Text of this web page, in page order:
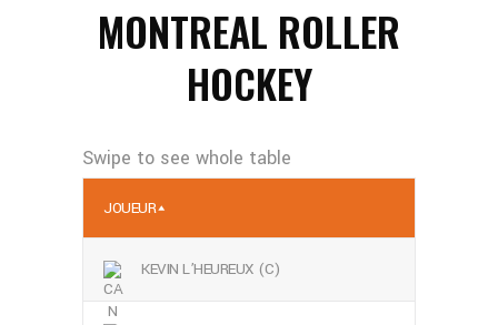
MONTREAL ROLLER
HOCKEY
JOUEUR
KEVIN L’HEUREUX (C)